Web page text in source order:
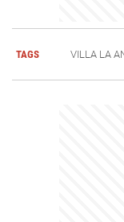
TAGS VILLA LA